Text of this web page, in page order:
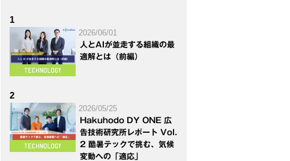
1
2026/06/01
人とAIが並走する組織の最
適解とは（前編）
2
2026/05/25
Hakuhodo DY ONE 広
告技術研究所レポート Vol.
2 酷暑テックで挑む、気候
変動への「適応」